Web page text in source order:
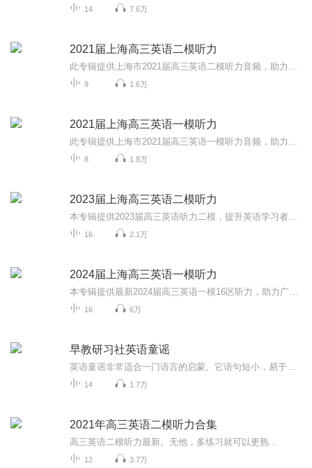
14 7.6万
2021届上海高三英语二模听力
9 1.6万
2021届上海高三英语一模听力
8 1.8万
2023届上海高三英语二模听力
16 2.1万
2024届上海高三英语一模听力
16 6万
早教研习社英语童谣
14 1.7万
2021年高三英语二模听力合集
高三英语二模听力最新。无他，多练习就可以更熟...
12 3.7万